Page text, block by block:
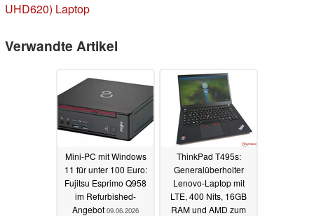
UHD620) Laptop
Verwandte Artikel
Mini-PC mit Windows
11 für unter 100 Euro:
Fujitsu Esprimo Q958
im Refurbished-
Angebot 09.06.2026
ThinkPad T495s:
Generalüberholter
Lenovo-Laptop mit
LTE, 400 Nits, 16GB
RAM und AMD zum